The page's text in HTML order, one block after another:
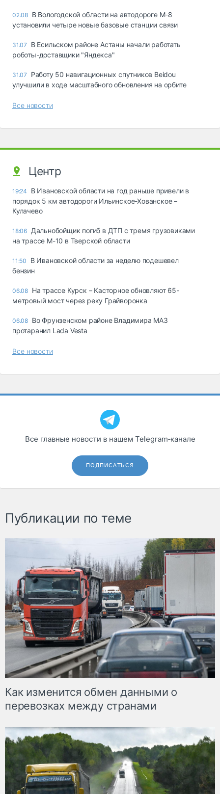
02.08 В Вологодской области на автодороге М-8
установили четыре новые базовые станции связи
31.07
В Есильском районе Астаны начали работать
роботы-доставщики "Яндекса"
31.07
Работу 50 навигационных спутников Beidou
улучшили в ходе масштабного обновления на орбите
Все новости
Центр
19:24
В Ивановской области на год раньше привели в
порядок 5 км автодороги Ильинское-Хованское –
Кулачево
18:06 Дальнобойщик погиб в ДТП с тремя грузовиками
на трассе М-10 в Тверской области
11:50
В Ивановской области за неделю подешевел
бензин
06.08 На трассе Курск – Касторное обновляют 65-
метровый мост через реку Грайворонка
06.08 Во Фрунзенском районе Владимира МАЗ
протаранил Lada Vesta
Все новости
Все главные новости в нашем Telegram‑канале
ПОДПИСАТЬСЯ
Публикации по теме
Как изменится обмен данными о
перевозках между странами